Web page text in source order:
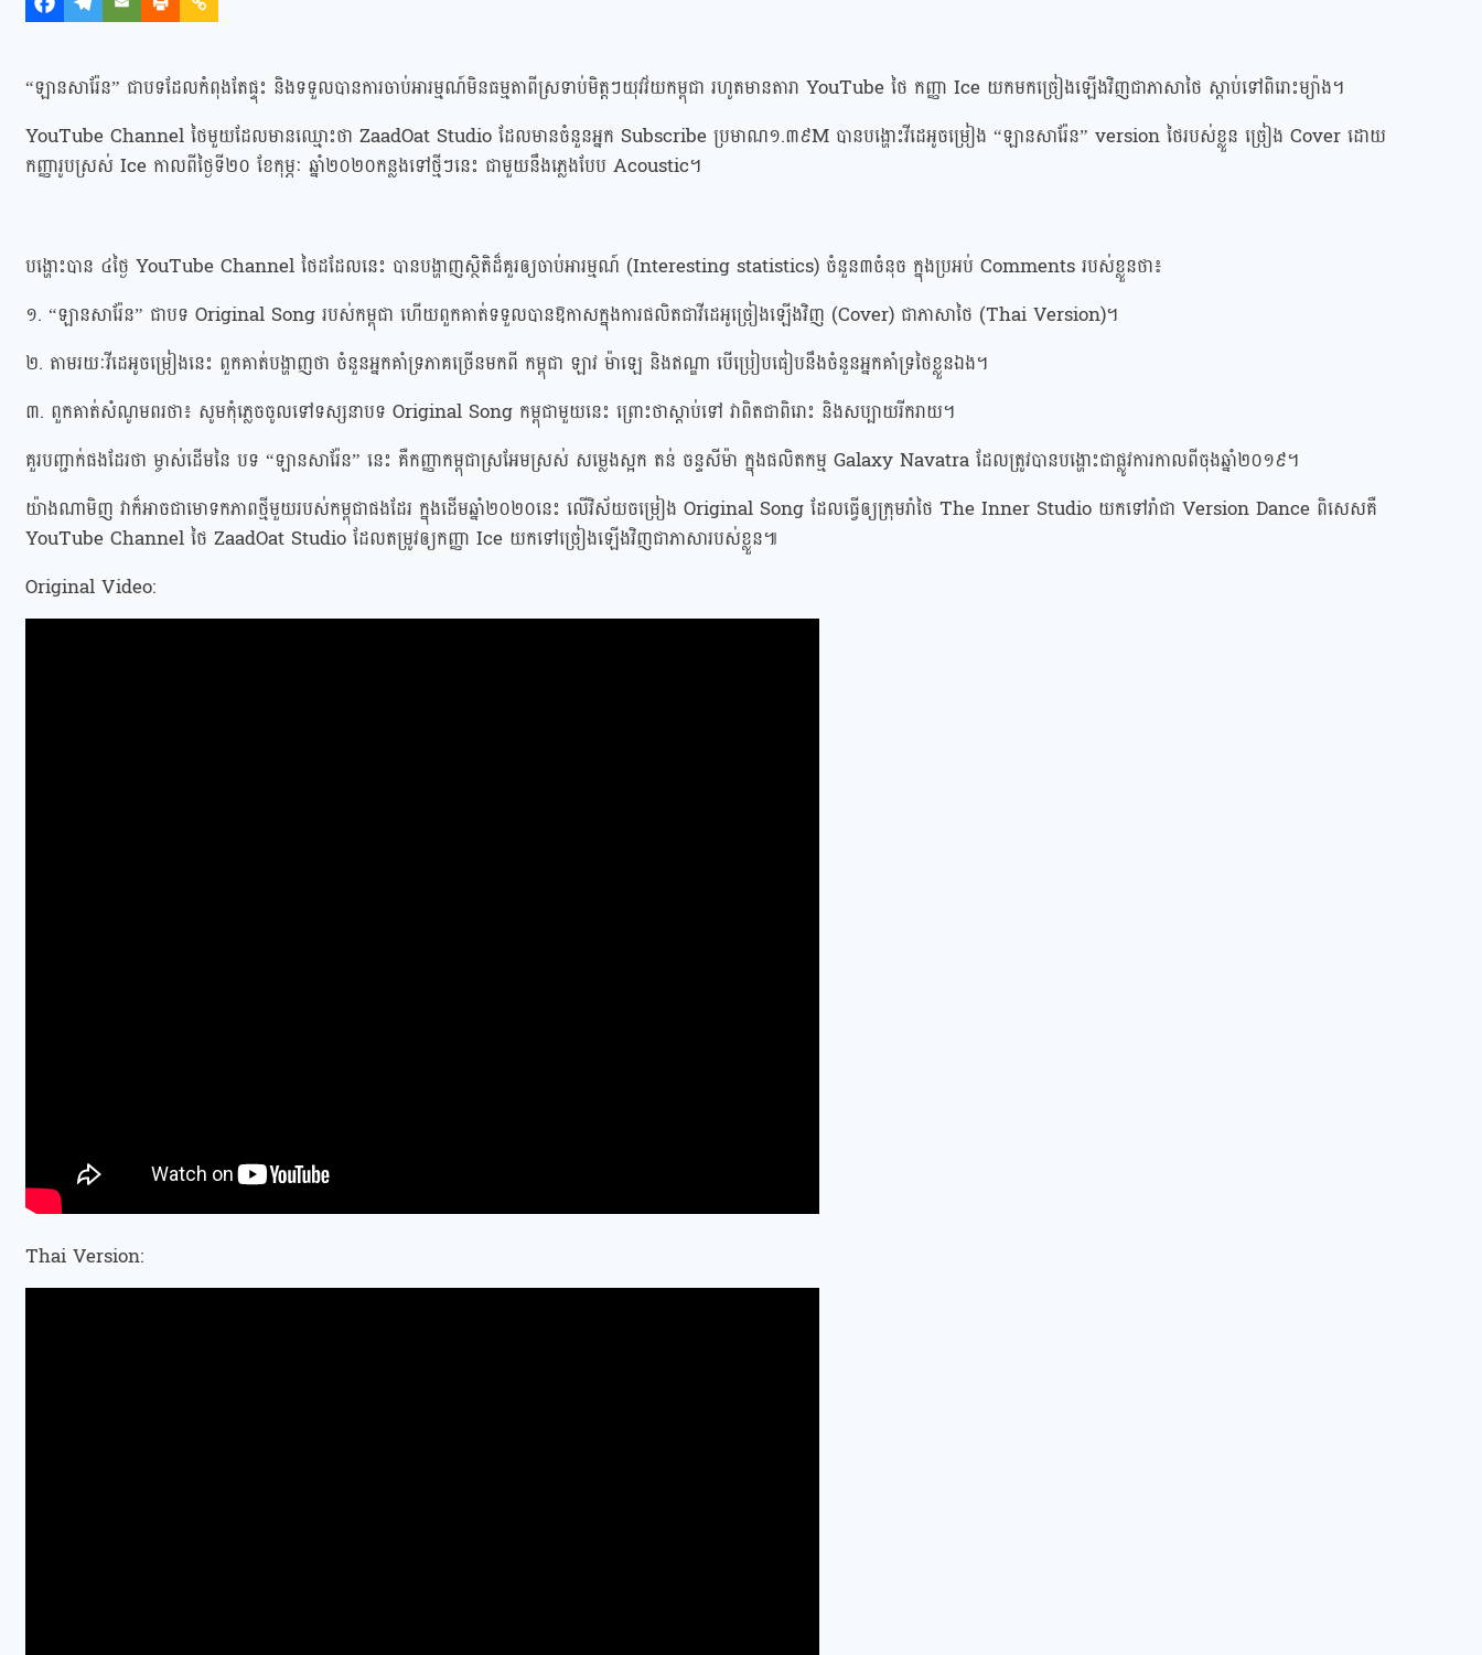
“ឡានសារ៉ែន” ជាបទដែលកំពុងតែផ្ទុះ និងទទួលបានការចាប់អារម្មណ៍មិនធម្មតាពីស្រទាប់មិត្តៗយុវវ័យកម្ពុជា រហូតមានតារា YouTube ថៃ កញ្ញា Ice យកមកច្រៀងឡើងវិញជាភាសាថៃ ស្តាប់ទៅពិរោះម្យ៉ាង។
YouTube Channel ថៃមួយដែលមានឈ្មោះថា ZaadOat Studio ដែលមានចំនួនអ្នក Subscribe ប្រមាណ១.៣៩M បានបង្ហោះវីដេអូចម្រៀង “ឡានសារ៉ែន” version ថៃរបស់ខ្លួន ច្រៀង Cover ដោយ
កញ្ញារូបស្រស់ Ice កាលពីថ្ងៃទី២០ ខែកុម្ភៈ ឆ្នាំ២០២០កន្លងទៅថ្មីៗនេះ ជាមួយនឹងភ្លេងបែប Acoustic។
បង្ហោះបាន ៤ថ្ងៃ YouTube Channel ថៃដដែលនេះ បានបង្ហាញស្ថិតិដ៏គួរឲ្យចាប់អារម្មណ៍ (Interesting statistics) ចំនួន៣ចំនុច ក្នុងប្រអប់ Comments របស់ខ្លួនថា៖
១. “ឡានសារ៉ែន” ជាបទ Original Song របស់កម្ពុជា ហើយពួកគាត់ទទួលបានឱកាសក្នុងការផលិតជាវីដេអូច្រៀងឡើងវិញ (Cover) ជាភាសាថៃ (Thai Version)។
២. តាមរយៈវីដេអូចម្រៀងនេះ ពួកគាត់បង្ហាញថា ចំនួនអ្នកគាំទ្រភាគច្រើនមកពី កម្ពុជា ឡាវ ម៉ាឡេ និងឥណ្ឌា បើប្រៀបធៀបនឹងចំនួនអ្នកគាំទ្រថៃខ្លួនឯង។
៣. ពួកគាត់សំណូមពរថា៖ សូមកុំភ្លេចចូលទៅទស្សនាបទ Original Song កម្ពុជាមួយនេះ ព្រោះថាស្តាប់ទៅ វាពិតជាពិរោះ និងសប្បាយរីករាយ។
គួរបញ្ជាក់ផងដែរថា ម្ចាស់ដើមនៃ បទ “ឡានសារ៉ែន” នេះ គឺកញ្ញាកម្ពុជាស្រអែមស្រស់ សម្លេងស្អក តន់ ចន្ទសីម៉ា ក្នុងផលិតកម្ម Galaxy Navatra ដែលត្រូវបានបង្ហោះជាផ្លូវការកាលពីចុងឆ្នាំ២០១៩។
យ៉ាងណាមិញ វាក៏អាចជាមោទកភាពថ្មីមួយរបស់កម្ពុជាផងដែរ ក្នុងដើមឆ្នាំ២០២០នេះ លើវិស័យចម្រៀង Original Song ដែលធ្វើឲ្យក្រុមរាំថៃ The Inner Studio យកទៅរាំជា Version Dance ពិសេសគឺ
YouTube Channel ថៃ ZaadOat Studio ដែលតម្រូវឲ្យកញ្ញា Ice យកទៅច្រៀងឡើងវិញជាភាសារបស់ខ្លួន៕
Original Video:
Thai Version: